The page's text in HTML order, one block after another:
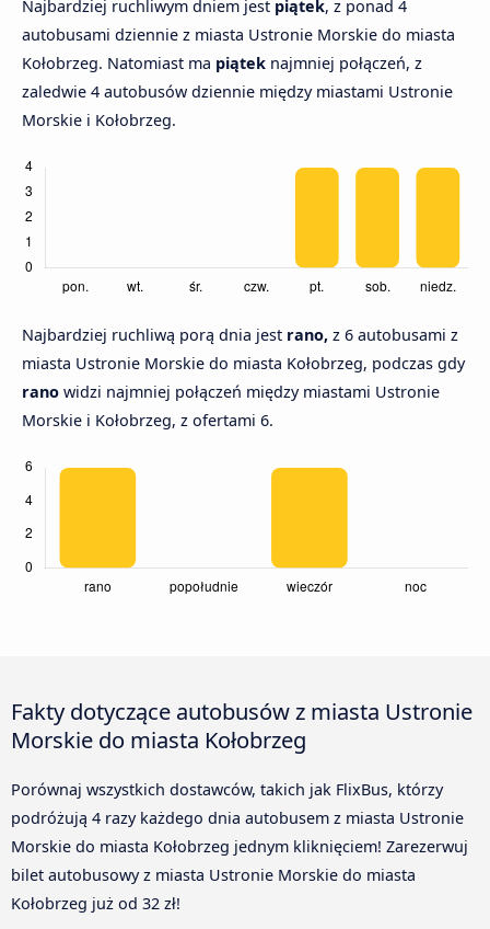
Najbardziej ruchliwym dniem jest piątek, z ponad 4
autobusami dziennie z miasta Ustronie Morskie do miasta
Kołobrzeg. Natomiast ma piątek najmniej połączeń, z
zaledwie 4 autobusów dziennie między miastami Ustronie
Morskie i Kołobrzeg.
Najbardziej ruchliwą porą dnia jest rano, z 6 autobusami z
miasta Ustronie Morskie do miasta Kołobrzeg, podczas gdy
rano widzi najmniej połączeń między miastami Ustronie
Morskie i Kołobrzeg, z ofertami 6.
Fakty dotyczące autobusów z miasta Ustronie
Morskie do miasta Kołobrzeg
Porównaj wszystkich dostawców, takich jak FlixBus, którzy
podróżują 4 razy każdego dnia autobusem z miasta Ustronie
Morskie do miasta Kołobrzeg jednym kliknięciem! Zarezerwuj
bilet autobusowy z miasta Ustronie Morskie do miasta
Kołobrzeg już od 32 zł!